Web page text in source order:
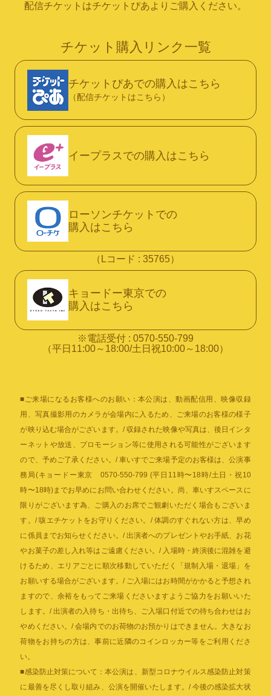
配信チケットはチケットぴあよりご購入ください。
チケット購入リンク一覧
チケットぴあでの購入はこちら
（配信チケットはこちら）
イープラスでの購入はこちら
ローソンチケットでの
購入はこちら
（Lコード : 35765）
キョードー東京での
購入はこちら
※電話受付 : 0570-550-799
（平日11:00～18:00/土日祝10:00～18:00）
■ご来場になるお客様へのお願い：本公演は、動画配信用、映像収録
用、写真撮影用のカメラが会場内に入るため、ご来場のお客様の様子
が映り込む場合がございます。/ 収録された映像や写真は、後日インタ
ーネットや放送、プロモーション等に使用される可能性がございます
ので、予めご了承ください。/ 車いすでご来場予定のお客様は、公演事
務局(キョードー東京 0570-550-799 (平日11時〜18時/土日・祝10
時〜18時)までお早めにお問い合わせください。尚、車いすスペースに
限りがございます為、ご購入のお席でご観劇いただく場合もございま
す。/ 咳エチケットをお守りください。/ 体調のすぐれない方は、早め
に係員までお知らせください。/ 出演者へのプレゼントやお手紙、お花
やお菓子の差し入れ等はご遠慮ください。/ 入場時・終演後に混雑を避
けるため、エリアごとに順次移動していただく「規制入場・退場」を
お願いする場合がございます。/ ご入場にはお時間がかかると予想され
ますので、余裕をもってご来場くださいますようご協力をお願いいた
します。/ 出演者の入待ち・出待ち、ご入場口付近での待ち合わせはお
やめください。/ 会場内でのお荷物のお預かりはできません。大きなお
荷物をお持ちの方は、事前に近隣のコインロッカー等をご利用くださ
い。
■感染防止対策について：本公演は、新型コロナウイルス感染防止対策
に最善を尽くし取り組み、公演を開催いたします。/ 今後の感染拡大状